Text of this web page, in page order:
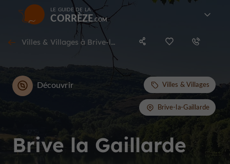
LE GUIDE DE LA
CORRÈZE
Villes & Villages à Brive-la-Gaillarde
Brive la Gaillarde
Découvrir Villes & Villages
Brive-la-Gaillarde